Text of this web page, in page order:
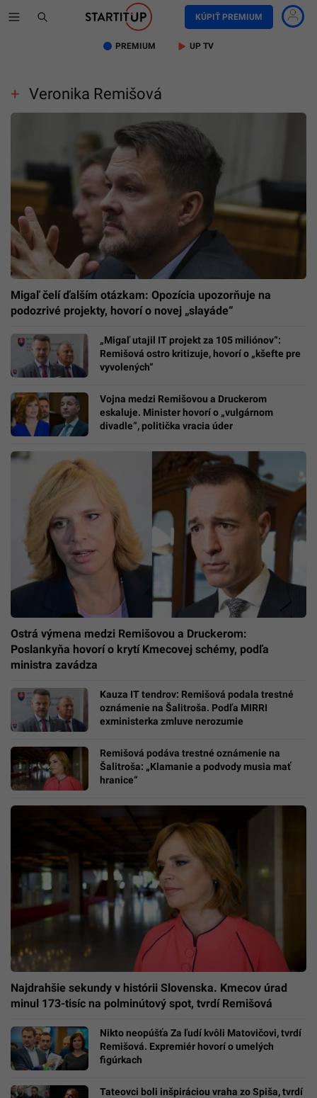
KÚPIŤ PREMIUM
PREMIUM UP TV
Veronika Remišová
Migaľ čelí ďalším otázkam: Opozícia upozorňuje na
podozrivé projekty, hovorí o novej „slayáde“
„Migaľ utajil IT projekt za 105 miliónov“:
Remišová ostro kritizuje, hovorí o „kšefte pre
vyvolených“
Vojna medzi Remišovou a Druckerom
eskaluje. Minister hovorí o „vulgárnom
divadle“, politička vracia úder
Ostrá výmena medzi Remišovou a Druckerom:
Poslankyňa hovorí o krytí Kmecovej schémy, podľa
ministra zavádza
Kauza IT tendrov: Remišová podala trestné
oznámenie na Šalitroša. Podľa MIRRI
exministerka zmluve nerozumie
Remišová podáva trestné oznámenie na
Šalitroša: „Klamanie a podvody musia mať
hranice“
Najdrahšie sekundy v histórii Slovenska. Kmecov úrad
minul 173-tisíc na polminútový spot, tvrdí Remišová
Nikto neopúšťa Za ľudí kvôli Matovičovi, tvrdí
Remišová. Expremiér hovorí o umelých
figúrkach
Tateovci boli inšpiráciou vraha zo Spiša, tvrdí